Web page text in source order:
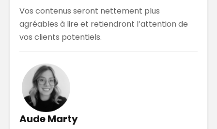
Vos contenus seront nettement plus
agréables à lire et retiendront l’attention de
vos clients potentiels.
Aude Marty